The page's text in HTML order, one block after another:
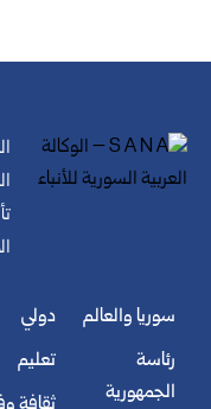
سوريا والعالم
رئاسة
الجمهورية
دولي
تعليم